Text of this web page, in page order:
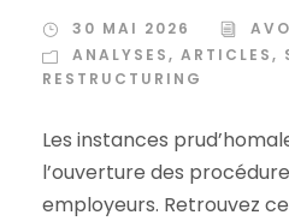
30 MAI 2026
ANALYSES, ARTICLES,
RESTRUCTURING
Les instances
l’ouverture des
employeurs. Retrouvez